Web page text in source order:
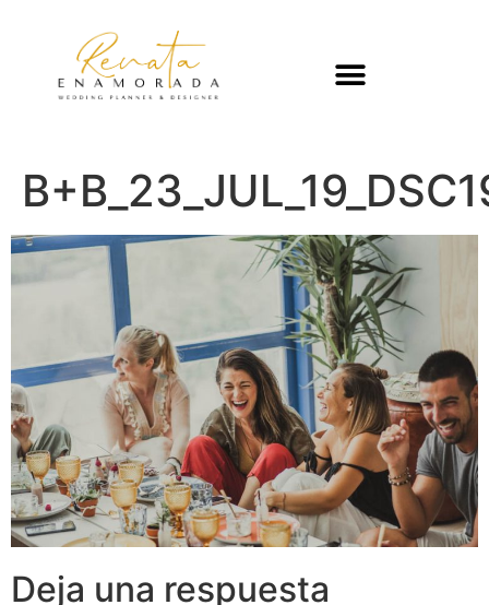
Deja una respuesta